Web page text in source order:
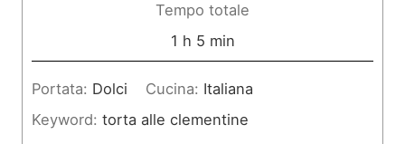
t
i
Tempo totale
1 oh 5mmin
Portata: Dolci Cucina: Italiana
Keyword: torta alle clementine